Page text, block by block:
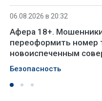
06.08.2026 в 20:32
Афера 18+.
переоформить номер
новоиспеченным
Безопасность